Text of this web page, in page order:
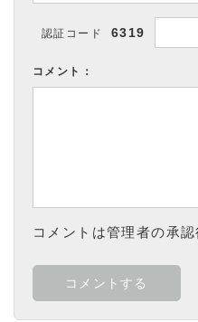
認証コード 6319
コメント：
コメントは管理者の承認